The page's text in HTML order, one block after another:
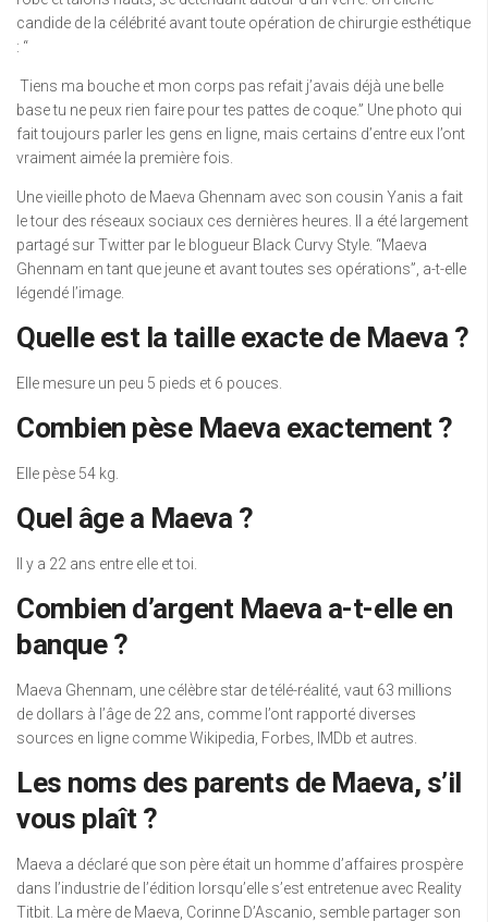
candide de la célébrité avant toute opération de chirurgie esthétique
: “
Tiens ma bouche et mon corps pas refait j’avais déjà une belle
base tu ne peux rien faire pour tes pattes de coque.” Une photo qui
fait toujours parler les gens en ligne, mais certains d’entre eux l’ont
vraiment aimée la première fois.
Une vieille photo de Maeva Ghennam avec son cousin Yanis a fait
le tour des réseaux sociaux ces dernières heures. Il a été largement
partagé sur Twitter par le blogueur Black Curvy Style. “Maeva
Ghennam en tant que jeune et avant toutes ses opérations”, a-t-elle
légendé l’image.
Quelle est la taille exacte de Maeva ?
Elle mesure un peu 5 pieds et 6 pouces.
Combien pèse Maeva exactement ?
Elle pèse 54 kg.
Quel âge a Maeva ?
Il y a 22 ans entre elle et toi.
Combien d’argent Maeva a-t-elle en
banque ?
Maeva Ghennam, une célèbre star de télé-réalité, vaut 63 millions
de dollars à l’âge de 22 ans, comme l’ont rapporté diverses
sources en ligne comme Wikipedia, Forbes, IMDb et autres.
Les noms des parents de Maeva, s’il
vous plaît ?
Maeva a déclaré que son père était un homme d’affaires prospère
dans l’industrie de l’édition lorsqu’elle s’est entretenue avec Reality
Titbit. La mère de Maeva, Corinne D’Ascanio, semble partager son